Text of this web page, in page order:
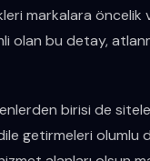
markalara öncelik
olan bu detay,
birisi de
getirmeleri olumlu